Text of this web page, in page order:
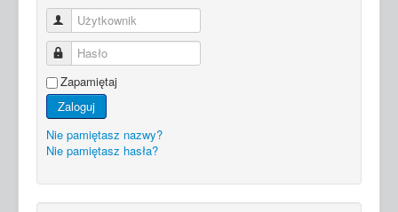
Użytkownik
Hasło
Zapamiętaj
Zaloguj
Nie pamiętasz nazwy?
Nie pamiętasz hasła?